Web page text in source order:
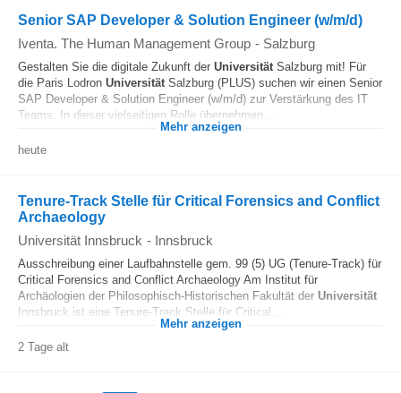
Senior SAP Developer & Solution Engineer (w/m/d)
Iventa. The Human Management Group - Salzburg
Gestalten Sie die digitale Zukunft der UniversitätSalzburg mit! Für
die Paris Lodron Universität Salzburg (PLUS) suchen wir einen Senior
SAP Developer & Solution Engineer (w/m/d) zur Verstärkung des IT
Teams. In dieser vielseitigen Rolle übernehmen...
Mehr anzeigen
heute
Tenure-Track Stelle für Critical Forensics and Conflict
Archaeology
Universität Innsbruck - Innsbruck
Ausschreibung einer Laufbahnstelle gem. 99 (5) UG (Tenure-Track) für
Critical Forensics and Conflict Archaeology Am Institut für
Archäologien der Philosophisch-Historischen Fakultät der Universität
Innsbruck ist eine Tenure-Track Stelle für Critical...
Mehr anzeigen
2 Tage alt